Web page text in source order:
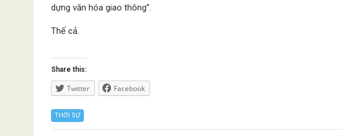
dựng văn hóa giao thông”.
Thế cả.
Share this:
Twitter Facebook
THỜI SỰ